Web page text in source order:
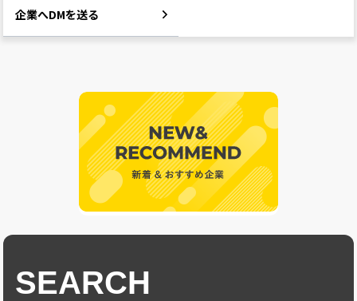
企業へDMを送る
SEARCH